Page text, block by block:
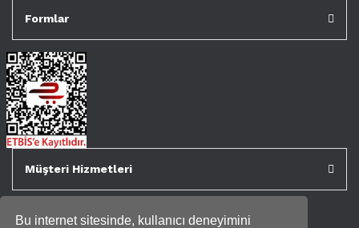
Bu internet sitesinde, kullanıcı deneyimini
Formlar
Müşteri Hizmetleri